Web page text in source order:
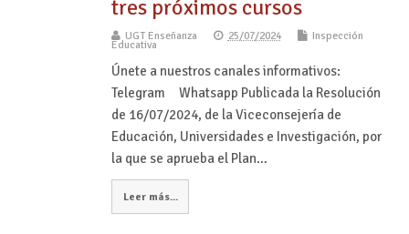
tres próximos cursos
UGT Enseñanza 25/07/2024 Inspección
Educativa
Únete a nuestros canales informativos:
Telegram Whatsapp Publicada la Resolución
de 16/07/2024, de la Viceconsejería de
Educación, Universidades e Investigación, por
la que se aprueba el Plan…
Leer más...